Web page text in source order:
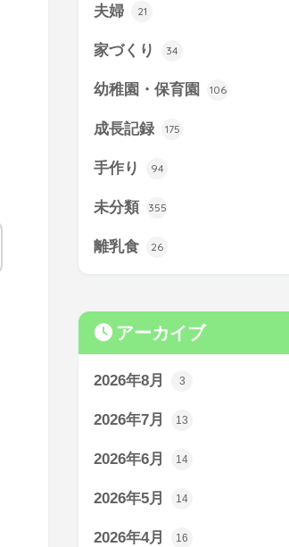
夫婦 21
家づくり 34
幼稚園・保育園 106
成長記録 175
手作り 94
未分類 355
離乳食 26
アーカイブ
2026年8月 3
2026年7月 13
2026年6月 14
2026年5月 14
2026年4月 16